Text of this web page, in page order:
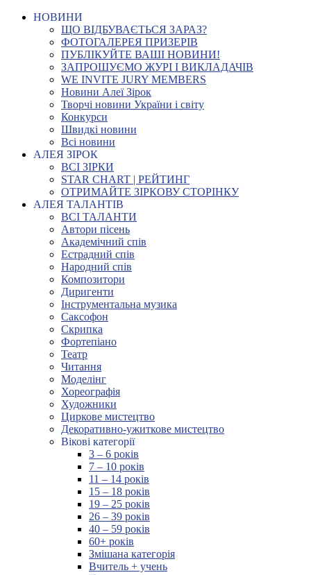
НОВИНИ
ЩО ВІДБУВАЄТЬСЯ ЗАРАЗ?
ФОТОГАЛЕРЕЯ ПРИЗЕРІВ
ПУБЛІКУЙТЕ ВАШІ НОВИНИ!
ЗАПРОШУЄМО ЖУРІ І ВИКЛАДАЧІВ
WE INVITE JURY MEMBERS
Новини Алеї Зірок
Творчі новини України і світу
Конкурси
Швидкі новини
Всі новини
АЛЕЯ ЗІРОК
ВСІ ЗІРКИ
STAR CHART | РЕЙТИНГ
ОТРИМАЙТЕ ЗІРКОВУ СТОРІНКУ
АЛЕЯ ТАЛАНТІВ
ВСІ ТАЛАНТИ
Автори пісень
Академічний спів
Естрадний спів
Народний спів
Композитори
Диригенти
Інструментальна музика
Саксофон
Скрипка
Фортепіано
Театр
Читання
Моделінг
Хореографія
Художники
Циркове мистецтво
Декоративно-ужиткове мистецтво
Вікові категорії
3 – 6 років
7 – 10 років
11 – 14 років
15 – 18 років
19 – 25 років
26 – 39 років
40 – 59 років
60+ років
Змішана категорія
Вчитель + учень